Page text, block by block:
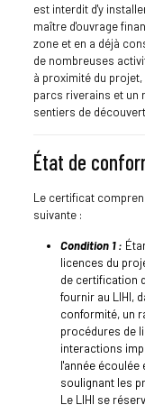
est interdit d'y
maître d'ouvrage
zone et en a déjà
de nombreuses
à proximité du
parcs riverains et un
sentiers de
État de
Le certificat
suivante :
Condition 1 :
licences du
de certification
fournir au LIHI,
conformité, un
procédures de
interactions
l'année écoulée
soulignant les
Le LIHI se